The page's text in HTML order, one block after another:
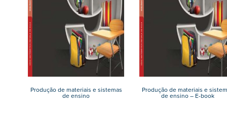
Produção de materiais e sistemas
de ensino
Produção de materiais e
de ensino – E-book